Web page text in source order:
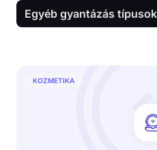
Egyéb gyantázás típusok
KOZMETIKA